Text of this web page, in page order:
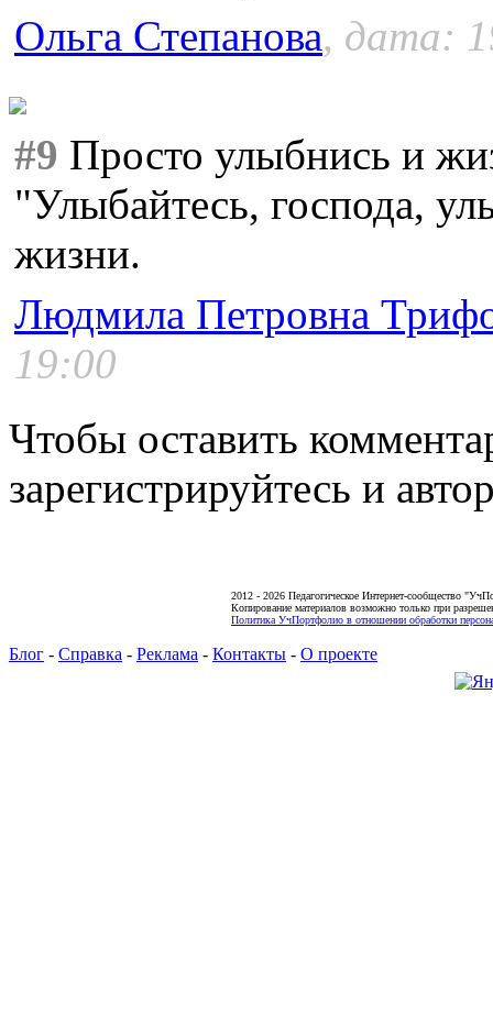
Ольга Степанова, дата:
#9 Просто улыбнись и
"Улыбайтесь, господа,
жизни.
Людмила Петровна
19:00
Чтобы оставить
зарегистрируйтесь и
2012 - 2026 Педагогическое Интернет-сообщество
Копирование материалов возможно только при
Политика УчПортфолио в отношении обработки
Блог - Справка - Реклама - Контакты - О проекте